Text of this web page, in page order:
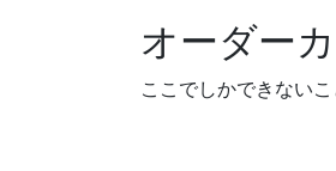
オーダー
ここでしかできないこ